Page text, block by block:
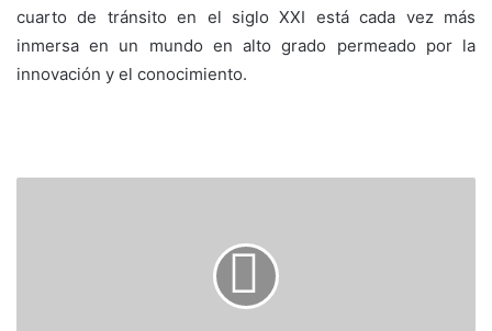
cuarto de tránsito en el siglo XXI está cada vez más
inmersa en un mundo en alto grado permeado por la
innovación y el conocimiento.